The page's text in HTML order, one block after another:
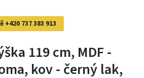
+420 737 383 913
119 cm, MDF -
kov - černý lak,